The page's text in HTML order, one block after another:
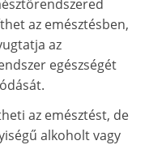
az emésztésben,
az
egészségét
az emésztést, de
alkoholt vagy